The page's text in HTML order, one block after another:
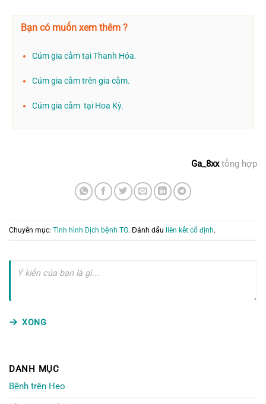
Bạn có muốn xem thêm ?
Cúm gia cầm tại Thanh Hóa.
Cúm gia cầm trên gia cầm.
Cúm gia cầm tại Hoa Kỳ.
Ga_8xxtổng hợp
Chuyên mục: Tình hình Dịch bệnh TG. Đánh dấu liên kết cố định.
XONG
DANH MỤC
Bệnh trên Heo